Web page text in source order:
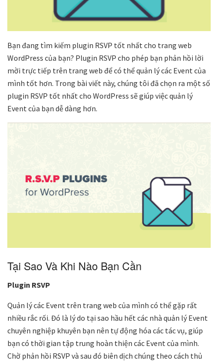
Bạn đang tìm kiếm plugin RSVP tốt nhất cho trang web
WordPress của bạn? Plugin RSVP cho phép bạn phản hồi lời
mời trực tiếp trên trang web để có thể quản lý các Event của
mình tốt hơn. Trong bài viết này, chúng tôi đã chọn ra một số
plugin RSVP tốt nhất cho WordPress sẽ giúp việc quản lý
Event của bạn dễ dàng hơn.
Tại Sao Và Khi Nào Bạn Cần
Plugin RSVP
Quản lý các Event trên trang web của mình có thể gặp rất
nhiều rắc rối. Đó là lý do tại sao hầu hết các nhà quản lý Event
chuyên nghiệp khuyên bạn nên tự động hóa các tác vụ, giúp
bạn có thời gian tập trung hoàn thiện các Event của mình.
Chờ phản hồi RSVP và sau đó biên dịch chúng theo cách thủ